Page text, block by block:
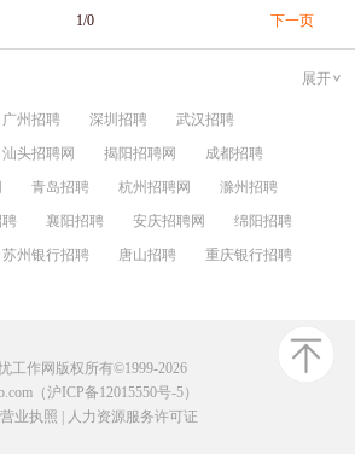
1/0 下一页
展开
广州招聘 深圳招聘
武汉招聘
汕头招聘网 揭阳招聘网
成都招聘
青岛招聘 杭州招聘网
滁州招聘
襄阳招聘 安庆招聘网
绵阳招聘
苏州银行招聘 唐山招聘
重庆银行招聘
工作网版权所有©1999-2026
（沪ICP备12015550号-5）
业执照
人力资源服务许可证